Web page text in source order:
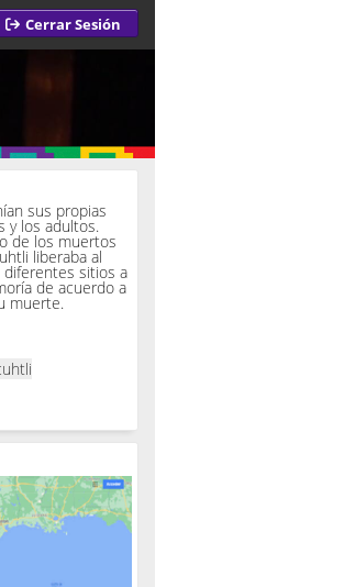
Cerrar Sesión
sus propias
y los adultos.
de los muertos
liberaba al
diferentes sitios a
de acuerdo a
muerte.